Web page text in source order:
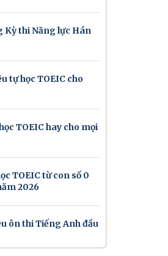
Kỳ thi Năng lực Hán
tự học TOEIC cho
TOEIC hay cho mọi
TOEIC từ con số 0
2026
ôn thi Tiếng Anh đầu